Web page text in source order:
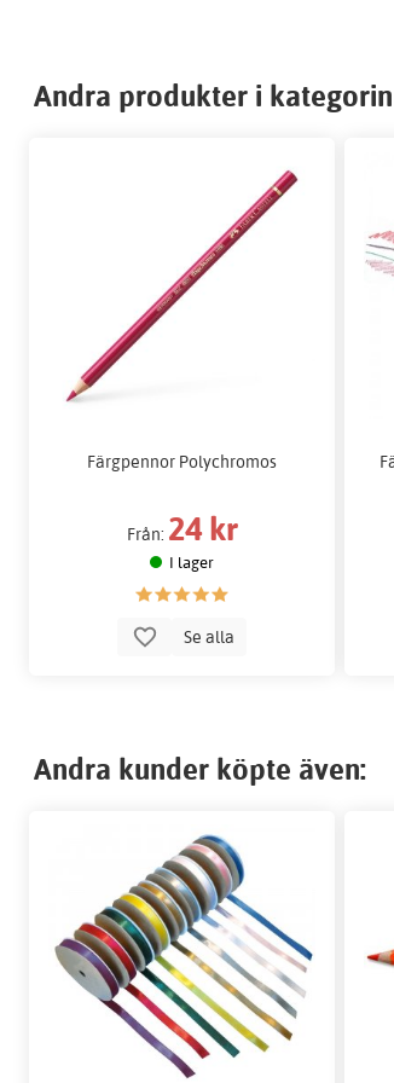
Andra produkter i
Färgpennor Polychromos
Från: 24 kr
I lager
Se alla
Andra kunder köpte även: